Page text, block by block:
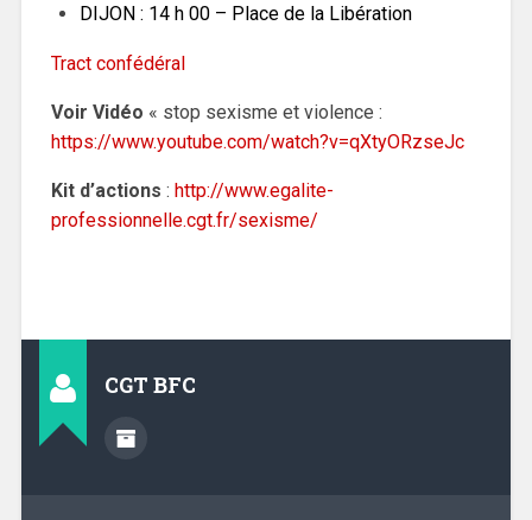
DIJON : 14 h 00 – Place de la Libération
Tract confédéral
Voir Vidéo « stop sexisme et violence :
https://www.youtube.com/watch?v=qXtyORzseJc
Kit d’actions : http://www.egalite-
professionnelle.cgt.fr/sexisme/
CGT BFC